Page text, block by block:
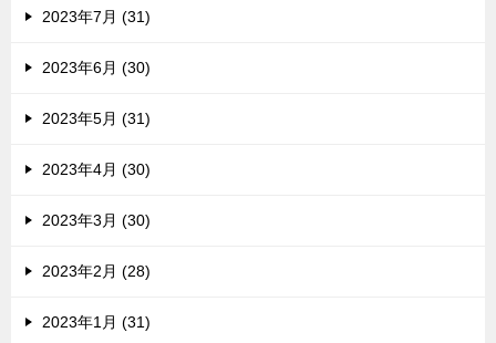
2023年7月 (31)
2023年6月 (30)
2023年5月 (31)
2023年4月 (30)
2023年3月 (30)
2023年2月 (28)
2023年1月 (31)